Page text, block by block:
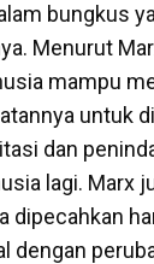
bungkus
Menurut
mampu
untuk
dan
lagi. Marx
dipecahkan
dengan